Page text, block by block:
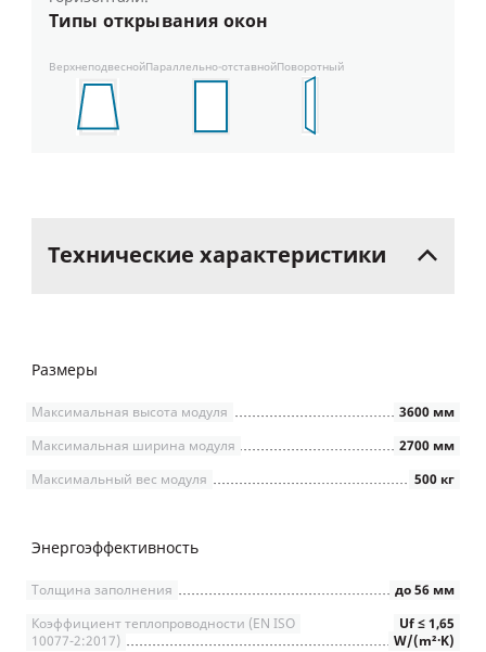
Типы открывания окон
ВерхнеподвеснойПараллельно-отставнойПоворотный
Технические характеристики
Размеры
3600 мм
Максимальная высота модуля
2700 мм
Максимальная ширина модуля
500 кг
Максимальный вес модуля
Энергоэффективность
до 56 мм
Толщина заполнения
Uf ≤ 1,65
W/(m²∙K)
Коэффициент теплопроводности (EN ISO
10077-2:2017)